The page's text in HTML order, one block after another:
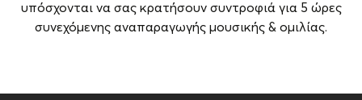
υπόσχονται να σας κρατήσουν συντροφιά για 5 ώρες
συνεχόμενης αναπαραγωγής μουσικής & ομιλίας.
Αδιαβροχοποίηση Ναι